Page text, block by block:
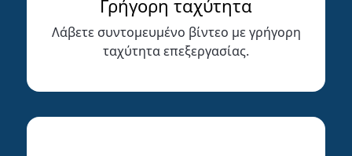
Γρήγορη ταχύτητα
Λάβετε συντομευμένο βίντεο με γρήγορη
ταχύτητα επεξεργασίας.